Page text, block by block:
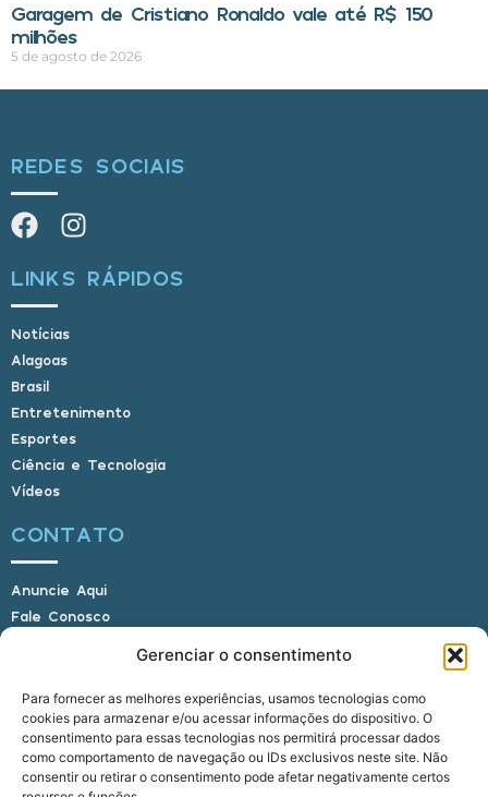
Gerenciar o consentimento
Para fornecer as melhores experiências, usamos tecnologias como
cookies para armazenar e/ou acessar informações do dispositivo. O
consentimento para essas tecnologias nos permitirá processar dados
como comportamento de navegação ou IDs exclusivos neste site. Não
consentir ou retirar o consentimento pode afetar negativamente certos
Garagem de Cristiano Ronaldo vale até R$ 150
milhões
5 de agosto de 2026
REDES SOCIAIS
LINKS RÁPIDOS
Notícias
Alagoas
Brasil
Entretenimento
Esportes
Ciência e Tecnologia
Vídeos
CONTATO
Anuncie Aqui
Fale Conosco
E-mail: alagoasbrasilnoticias@gmail.com
Telefone: (82) 9 9691-0391 (Whatsapp)
Responsável Técnico: Crysthyan Carlos